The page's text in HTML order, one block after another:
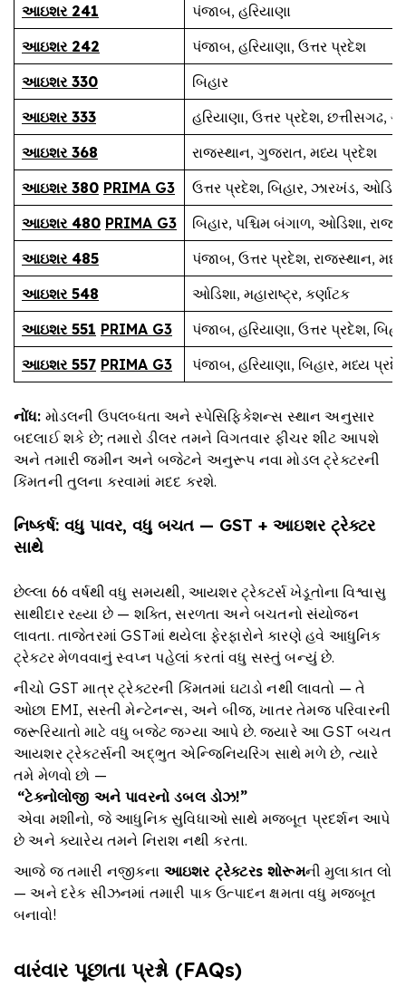
આઇશર 241
પંજાબ, હરિયાણા
આઇશર 242
પંજાબ, હરિયાણા, ઉત્તર પ્રદેશ
આઇશર 330
બિહાર
આઇશર 333
હરિયાણા, ઉત્તર પ્રદેશ, છત્તીસગઢ,
આઇશર 368
રાજસ્થાન, ગુજરાત, મધ્ય પ્રદેશ
આઇશર 380 PRIMA G3
ઉત્તર પ્રદેશ, બિહાર, ઝારખંડ,
આઇશર 480 PRIMA G3
બિહાર, પશ્ચિમ બંગાળ, ઓડિશા,
આઇશર 485
પંજાબ, ઉત્તર પ્રદેશ, રાજસ્થાન, મધ્ય
આઇશર 548
ઓડિશા, મહારાષ્ટ્ર, કર્ણાટક
આઇશર 551 PRIMA G3
પંજાબ, હરિયાણા, ઉત્તર પ્રદેશ,
આઇશર 557 PRIMA G3 પંજાબ, હરિયાણા, બિહાર, મધ્ય
નોંધ: મોડલની ઉપલબ્ધતા અને સ્પેસિફિકેશન્સ સ્થાન અનુસાર
બદલાઈ શકે છે; તમારો ડીલર તમને વિગતવાર ફીચર શીટ આપશે
અને તમારી જમીન અને બજેટને અનુરૂપ નવા મોડલ ટ્રેક્ટરની
કિંમતની તુલના કરવામાં મદદ કરશે.
નિષ્કર્ષ: વધુ પાવર, વધુ બચત — GST + આઇશર ટ્રેક્ટર
સાથે
છેલ્લા 66 વર્ષથી વધુ સમયથી, આયશર ટ્રેક્ટર્સ ખેડૂતોના વિશ્વાસુ
સાથીદાર રહ્યા છે — શક્તિ, સરળતા અને બચતનો સંયોજન
લાવતા. તાજેતરમાં GSTમાં થયેલા ફેરફારોને કારણે હવે આધુનિક
ટ્રેક્ટર મેળવવાનું સ્વપ્ન પહેલાં કરતાં વધુ સસ્તું બન્યું છે.
નીચો GST માત્ર ટ્રેક્ટરની કિંમતમાં ઘટાડો નથી લાવતો — તે
ઓછા EMI, સસ્તી મેન્ટેનન્સ, અને બીજ, ખાતર તેમજ પરિવારની
જરૂરિયાતો માટે વધુ બજેટ જગ્યા આપે છે. જ્યારે આ GST બચત
આયશર ટ્રેક્ટર્સની અદ્ભુત એન્જિનિયરિંગ સાથે મળે છે, ત્યારે
તમે મેળવો છો —
“ટેક્નોલોજી અને પાવરનો ડબલ ડોઝ!”
એવા મશીનો, જે આધુનિક સુવિધાઓ સાથે મજબૂત પ્રદર્શન આપે
છે અને ક્યારેય તમને નિરાશ નથી કરતા.
આજે જ તમારી નજીકના આઇશર ટ્રેક્ટરsશોરૂમની મુલાકાત લો
— અને દરેક સીઝનમાં તમારી પાક ઉત્પાદન ક્ષમતા વધુ મજબૂત
બનાવો!
વારંવાર પૂછાતા પ્રશ્નો (FAQs)